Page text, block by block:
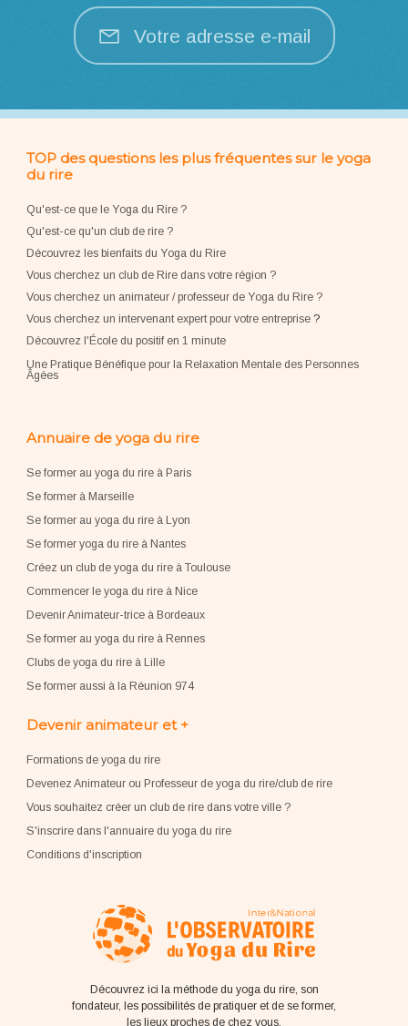
Votre adresse e-mail
TOP des questions les plus fréquentes sur le yoga
du rire
Qu'est-ce que le Yoga du Rire ?
Qu'est-ce qu'un club de rire ?
Découvrez les bienfaits du Yoga du Rire
Vous cherchez un club de Rire dans votre région ?
Vous cherchez un animateur / professeur de Yoga du Rire ?
Vous cherchez un intervenant expert pour votre entreprise?
Découvrez l'École du positif en 1 minute
Une Pratique Bénéfique pour la Relaxation Mentale des Personnes
Âgées
Annuaire de yoga du rire
Se former au yoga du rire à Paris
Se former à Marseille
Se former au yoga du rire à Lyon
Se former yoga du rire à Nantes
Créez un club de yoga du rire à Toulouse
Commencer le yoga du rire à Nice
Devenir Animateur-trice à Bordeaux
Se former au yoga du rire à Rennes
Clubs de yoga du rire à Lille
Se former aussi à la Réunion 974
Devenir animateur et +
Formations de yoga du rire
Devenez Animateur ou Professeur de yoga du rire/club de rire
Vous souhaitez créer un club de rire dans votre ville ?
S'inscrire dans l'annuaire du yoga du rire
Conditions d'inscription
Découvrez ici la méthode du yoga du rire, son
fondateur, les possibilités de pratiquer et de se former,
les lieux proches de chez vous.